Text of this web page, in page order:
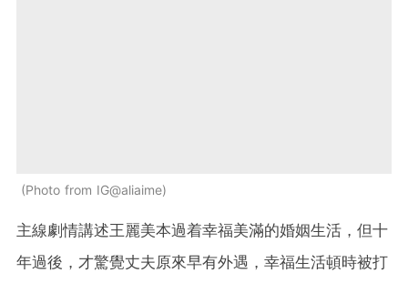
Photo from IG@aliaime
主線劇情講述王麗美本過着幸福美滿的婚姻生活，但十
年過後，才驚覺丈夫原來早有外遇，幸福生活頓時被打